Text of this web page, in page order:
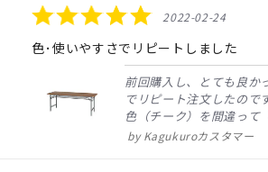
5.0
star
rating
2022-02-24
色･使いやすさでリピートしました
前回購入し、とても良か
でリピート注文したので
色（チーク）を間違って
ュラル」としてしまいま
Kagukuroカスタマー